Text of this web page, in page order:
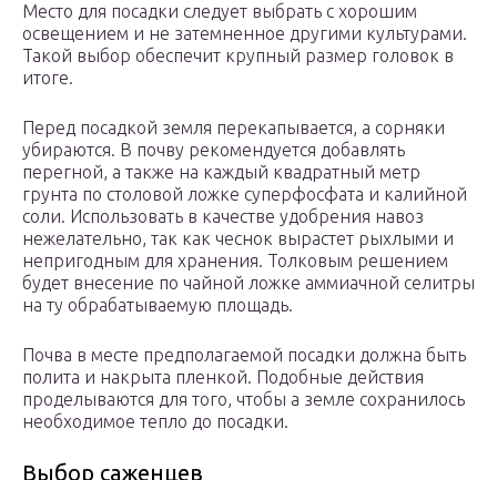
Место для посадки следует выбрать с хорошим
освещением и не затемненное другими культурами.
Такой выбор обеспечит крупный размер головок в
итоге.
Перед посадкой земля перекапывается, а сорняки
убираются. В почву рекомендуется добавлять
перегной, а также на каждый квадратный метр
грунта по столовой ложке суперфосфата и калийной
соли. Использовать в качестве удобрения навоз
нежелательно, так как чеснок вырастет рыхлыми и
непригодным для хранения. Толковым решением
будет внесение по чайной ложке аммиачной селитры
на ту обрабатываемую площадь.
Почва в месте предполагаемой посадки должна быть
полита и накрыта пленкой. Подобные действия
проделываются для того, чтобы а земле сохранилось
необходимое тепло до посадки.
Выбор саженцев